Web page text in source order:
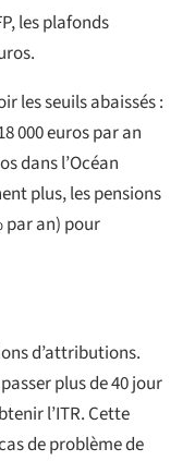
les plafonds
les seuils abaissés :
000 euros par an
dans l’Océan
plus, les pensions
an) pour
d’attributions.
plus de 40 jour
l’ITR. Cette
de problème de